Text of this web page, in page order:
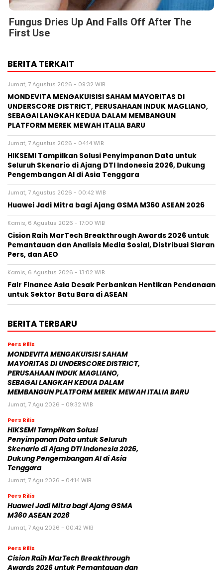
Fungus Dries Up And Falls Off After The
First Use
BERITA TERKAIT
Jumat, 7 Agustus 2026 - 09:32 WIB
MONDEVITA MENGAKUISISI SAHAM MAYORITAS DI
UNDERSCORE DISTRICT, PERUSAHAAN INDUK MAGLIANO,
SEBAGAI LANGKAH KEDUA DALAM MEMBANGUN
PLATFORM MEREK MEWAH ITALIA BARU
Jumat, 7 Agustus 2026 - 04:14 WIB
HIKSEMI Tampilkan Solusi Penyimpanan Data untuk
Seluruh Skenario di Ajang DTI Indonesia 2026, Dukung
Pengembangan AI di Asia Tenggara
Jumat, 7 Agustus 2026 - 00:42 WIB
Huawei Jadi Mitra bagi Ajang GSMA M360 ASEAN 2026
Kamis, 6 Agustus 2026 - 17:00 WIB
Cision Raih MarTech Breakthrough Awards 2026 untuk
Pemantauan dan Analisis Media Sosial, Distribusi Siaran
Pers, dan AEO
Kamis, 6 Agustus 2026 - 13:02 WIB
Fair Finance Asia Desak Perbankan Hentikan Pendanaan
untuk Sektor Batu Bara di ASEAN
BERITA TERBARU
Pers Rilis
MONDEVITA MENGAKUISISI SAHAM
MAYORITAS DI UNDERSCORE DISTRICT,
PERUSAHAAN INDUK MAGLIANO,
SEBAGAI LANGKAH KEDUA DALAM
MEMBANGUN PLATFORM MEREK MEWAH ITALIA BARU
Jumat, 7 Agu 2026 - 09:32 WIB
Pers Rilis
HIKSEMI Tampilkan Solusi
Penyimpanan Data untuk Seluruh
Skenario di Ajang DTI Indonesia 2026,
Dukung Pengembangan AI di Asia
Tenggara
Jumat, 7 Agu 2026 - 04:14 WIB
Pers Rilis
Huawei Jadi Mitra bagi Ajang GSMA
M360 ASEAN 2026
Jumat, 7 Agu 2026 - 00:42 WIB
Pers Rilis
Cision Raih MarTech Breakthrough
Awards 2026 untuk Pemantauan dan